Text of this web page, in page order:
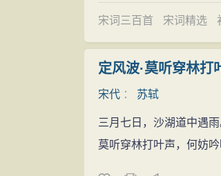
扩大到词的领域，扫除
材，丰富了词的意境，
娇》、《水调歌头》等
至东坡，倾荡磊落，如诗
首先，在题材上，前
“宽广的人生忧患
”，嫉
丧期满回京，嘉祐六年
兄弟扶柩还乡，守孝三
零，苏轼眼中所见，已不
自请出京
熙宁四年（1071年）
宋词三百首 宋词精选
定风波·莫听穿林打
宋代 ： 苏轼
三月七日，沙湖道中遇
莫听穿林打叶声，何妨